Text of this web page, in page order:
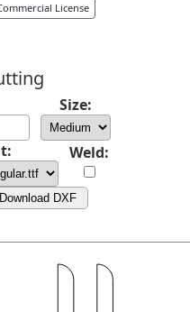
License
Size:
Weld:
Download DXF